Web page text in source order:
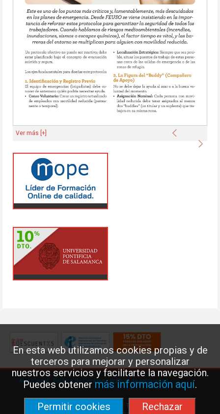
En esta web utilizamos cookies propias y de
terceros para mejorar y personalizar
nuestros servicios y facilitarte la navegación.
Puedes obtenermás información aquí.
Permitir cookies
Rechazar
Anterior
Ver más [+]
Aviso legal Política de Cookies· Política de privacidad
Federación de Enseñanza de USO · Teléfono: 91 577 41 13 ·